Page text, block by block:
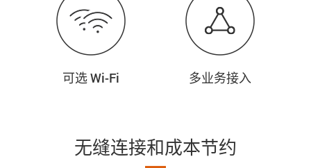
可选 Wi-Fi 多业务接入
无缝连接和成本节约